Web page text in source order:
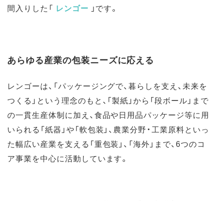
間入りした「 レンゴー 」です。
あらゆる産業の包装ニーズに応える
レンゴーは、「パッケージングで、暮らしを支え、未来を
つくる」という理念のもと、「製紙」から「段ボール」まで
の一貫生産体制に加え、食品や日用品パッケージ等に用
いられる「紙器」や「軟包装」、農業分野・工業原料といっ
た幅広い産業を支える「重包装」、「海外」まで、6つのコ
ア事業を中心に活動しています。